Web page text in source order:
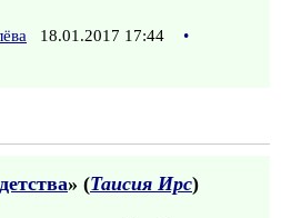
18.01.2017 17:44
•
» (Таисия Ирс)